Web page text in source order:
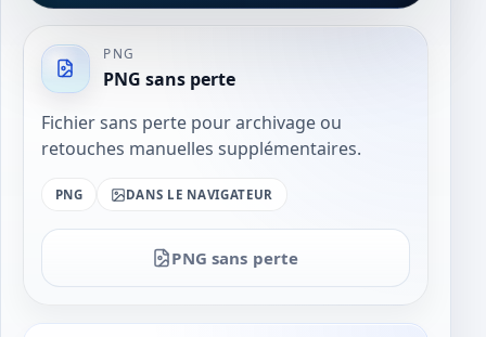
PNG
PNG sans perte
Fichier sans perte pour archivage ou
retouches manuelles supplémentaires.
PNG DANS LE NAVIGATEUR
PNG sans perte